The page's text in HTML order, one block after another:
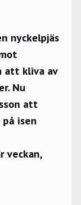
nyckelpjäs
att kliva av
Nu
att
isen
veckan,